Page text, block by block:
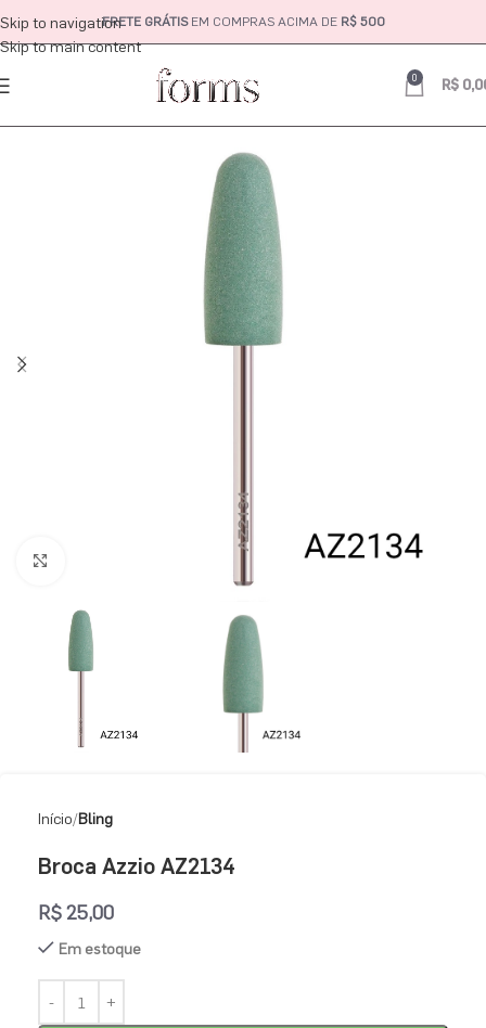
Skip to navigation
Skip to main content
FRETE GRÁTISEM COMPRAS ACIMA DE R$ 500
0 R$
Início Bling
Broca Azzio AZ2134
R$25,00
Em estoque